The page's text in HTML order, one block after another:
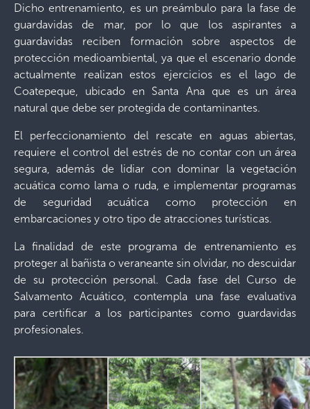
Dicho entrenamiento, es un preámbulo para la fase de
guardavidas de mar, por lo que los aspirantes a
guardavidas reciben formación sobre aspectos de
protección medioambiental, ya que el escenario donde
actualmente realizan estos ejercicios es el lago de
Coatepeque, ubicado en Santa Ana que es un área
natural que debe ser protegida de contaminantes.
El perfeccionamiento del rescate en aguas abiertas,
requiere el control del estrés de no contar con un área
segura, además de lidiar con dominar la vegetación
acuática como lama o ruda, e implementar programas
de seguridad acuática como protección en
embarcaciones y otro tipo de atracciones turísticas.
La finalidad de este programa de entrenamiento es
proteger al bañista o veraneante sin olvidar, no descuidar
de su protección personal. Cada fase del Curso de
Salvamento Acuático, contempla una fase evaluativa
para certificar a los participantes como guardavidas
profesionales.